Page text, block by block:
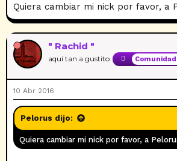
o
Quiera cambiar mi nick por favor, a
" Rachid "
aquí tan a gustito Comunidad
10 Abr 2016
Pelorus dijo:
Quiera cambiar mi nick por favor, a